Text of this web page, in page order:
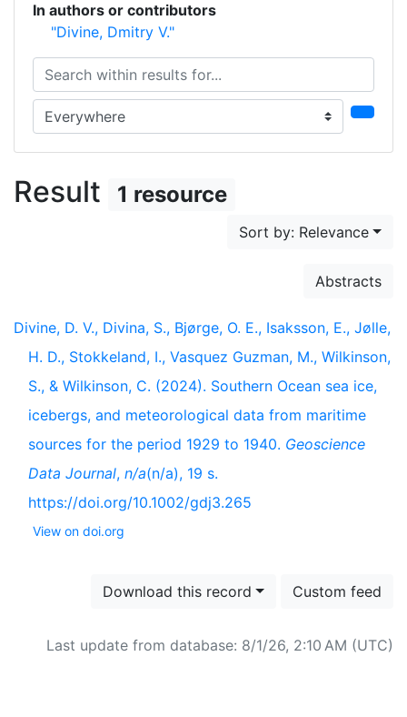
In authors or contributors
"Divine, Dmitry V."
Search within results for...
Search in...
Result 1 resource
Sort by: Relevance
Abstracts
Divine, D. V., Divina, S., Bjørge, O. E., Isaksson, E., Jølle,
H. D., Stokkeland, I., Vasquez Guzman, M., Wilkinson,
S., & Wilkinson, C. (2024). Southern Ocean sea ice,
icebergs, and meteorological data from maritime
sources for the period 1929 to 1940. Geoscience
Data Journal, n/a(n/a), 19 s.
https://doi.org/10.1002/gdj3.265
View on doi.org
Download this record Custom feed
Last update from database: 8/1/26, 2:10 AM (UTC)